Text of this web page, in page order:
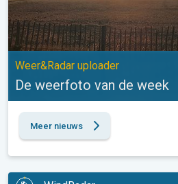
Weer&Radar uploader
De weerfoto van de week
Meer nieuws